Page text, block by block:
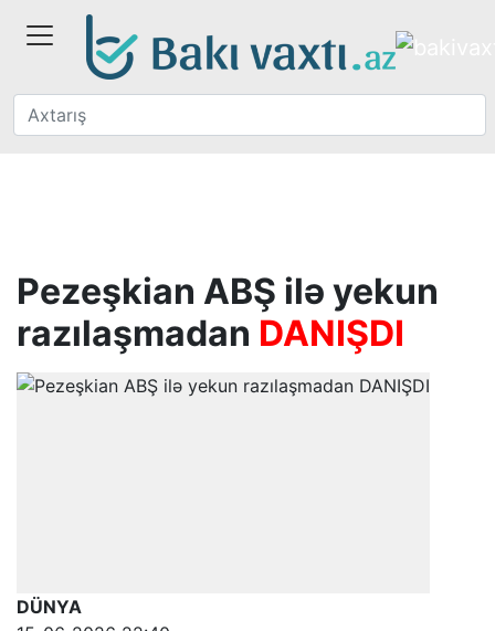
Pezeşkian ABŞ ilə yekun
razılaşmadan DANIŞDI
DÜNYA